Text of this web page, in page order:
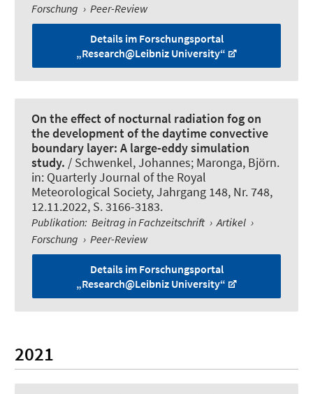
Forschung › Peer-Review
Details im Forschungsportal
„Research@Leibniz University“
On the effect of nocturnal radiation fog on
the development of the daytime convective
boundary layer: A large-eddy simulation
study. / Schwenkel, Johannes; Maronga, Björn.
in: Quarterly Journal of the Royal
Meteorological Society, Jahrgang 148, Nr. 748,
12.11.2022, S. 3166-3183.
Publikation: Beitrag in Fachzeitschrift › Artikel ›
Forschung › Peer-Review
Details im Forschungsportal
„Research@Leibniz University“
2021